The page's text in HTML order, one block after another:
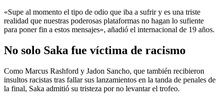
«Supe al momento el tipo de odio que iba a sufrir y es una triste
realidad que nuestras poderosas plataformas no hagan lo sufiente
para poner fin a estos mensajes», añadió el internacional de 19 años.
No solo Saka fue víctima de racismo
Como Marcus Rashford y Jadon Sancho, que también recibieron
insultos racistas tras fallar sus lanzamientos en la tanda de penales de
la final, Saka admitió su tristeza por no levantar el trofeo.